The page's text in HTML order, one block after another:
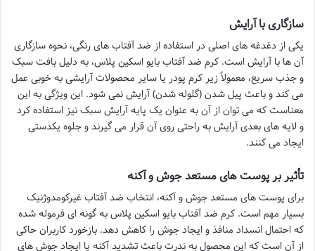
سازگاری با آرایش
یکی از دغدغه های اصلی در استفاده از ضد آفتاب های رنگی، نحوه سازگاری
آن ها با آرایش است. کرم ضد آفتاب بایو اسکین پلاس، به دلیل بافت سبک
و جذب سریع، معمولاً زیر کرم پودر یا سایر محصولات آرایشی به خوبی عمل
می کند و باعث پیل شدن (گلوله شدن) آرایش نمی شود. این ویژگی به این
معناست که می توان از آن به عنوان یک پایه آرایش سبک نیز استفاده کرد
و لایه های بعدی آرایش به راحتی روی آن قرار می گیرند و جلوه یکدستی
ایجاد می کنند.
تأثیر بر پوست های مستعد جوش و آکنه
برای پوست های مستعد جوش و آکنه، انتخاب ضد آفتاب غیرکومدوژنیک
بسیار مهم است. کرم ضد آفتاب بایو اسکین پلاس به گونه ای فرموله شده
که احتمال انسداد منافذ و ایجاد جوش را کاهش دهد. بازخورد کاربران حاکی
از آن است که این محصول به ندرت باعث تشدید آکنه یا ایجاد جوش های